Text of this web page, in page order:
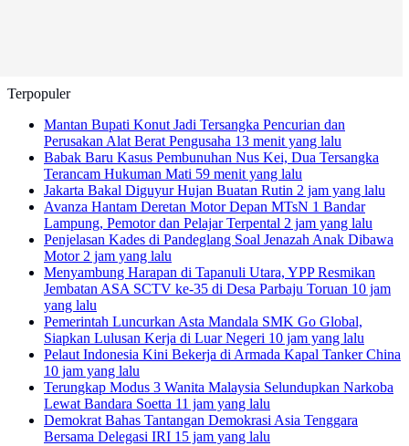
Terpopuler
Mantan Bupati Konut Jadi Tersangka Pencurian dan
Perusakan Alat Berat Pengusaha 13 menit yang lalu
Babak Baru Kasus Pembunuhan Nus Kei, Dua Tersangka
Terancam Hukuman Mati 59 menit yang lalu
Jakarta Bakal Diguyur Hujan Buatan Rutin 2 jam yang lalu
Avanza Hantam Deretan Motor Depan MTsN 1 Bandar
Lampung, Pemotor dan Pelajar Terpental 2 jam yang lalu
Penjelasan Kades di Pandeglang Soal Jenazah Anak Dibawa
Motor 2 jam yang lalu
Menyambung Harapan di Tapanuli Utara, YPP Resmikan
Jembatan ASA SCTV ke-35 di Desa Parbaju Toruan 10 jam
yang lalu
Pemerintah Luncurkan Asta Mandala SMK Go Global,
Siapkan Lulusan Kerja di Luar Negeri 10 jam yang lalu
Pelaut Indonesia Kini Bekerja di Armada Kapal Tanker China
10 jam yang lalu
Terungkap Modus 3 Wanita Malaysia Selundupkan Narkoba
Lewat Bandara Soetta 11 jam yang lalu
Demokrat Bahas Tantangan Demokrasi Asia Tenggara
Bersama Delegasi IRI 15 jam yang lalu